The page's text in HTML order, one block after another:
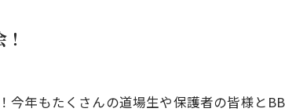
今年もたくさんの道場生や保護者の皆様と